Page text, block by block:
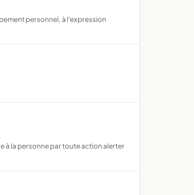
personnel, à l'expression
à la personne par toute action alerter